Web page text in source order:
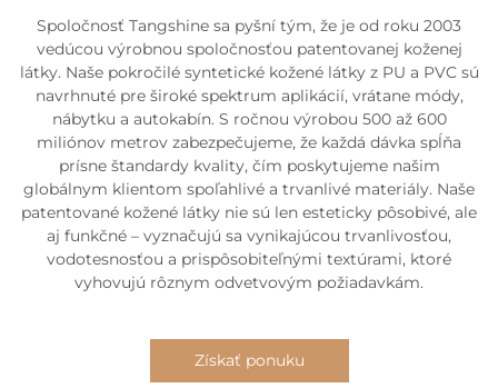
Spoločnosť Tangshine sa pyšní tým, že je od roku 2003
vedúcou výrobnou spoločnosťou patentovanej koženej
látky. Naše pokročilé syntetické kožené látky z PU a PVC sú
navrhnuté pre široké spektrum aplikácií, vrátane módy,
nábytku a autokabín. S ročnou výrobou 500 až 600
miliónov metrov zabezpečujeme, že každá dávka spĺňa
prísne štandardy kvality, čím poskytujeme našim
globálnym klientom spoľahlivé a trvanlivé materiály. Naše
patentované kožené látky nie sú len esteticky pôsobivé, ale
aj funkčné – vyznačujú sa vynikajúcou trvanlivosťou,
vodotesnosťou a prispôsobiteľnými textúrami, ktoré
vyhovujú rôznym odvetvovým požiadavkám.
Získať ponuku